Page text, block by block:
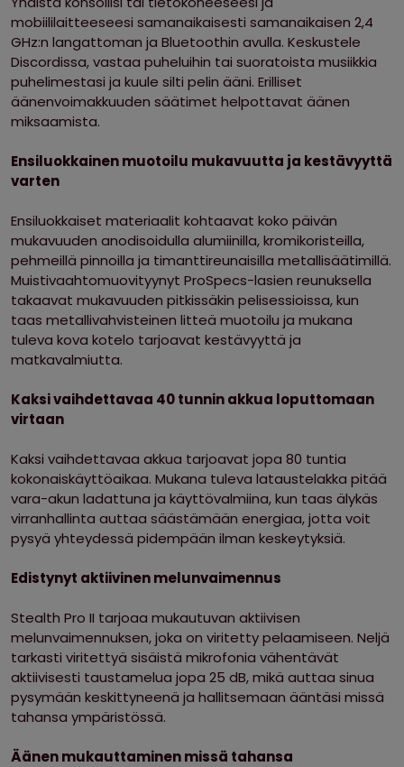
mobiililaitteeseesi samanaikaisesti samanaikaisen 2,4
GHz:n langattoman ja Bluetoothin avulla. Keskustele
Discordissa, vastaa puheluihin tai suoratoista musiikkia
puhelimestasi ja kuule silti pelin ääni. Erilliset
äänenvoimakkuuden säätimet helpottavat äänen
miksaamista.
Ensiluokkainen muotoilu mukavuutta ja kestävyyttä
varten
Ensiluokkaiset materiaalit kohtaavat koko päivän
mukavuuden anodisoidulla alumiinilla, kromikoristeilla,
pehmeillä pinnoilla ja timanttireunaisilla metallisäätimillä.
Muistivaahtomuovityynyt ProSpecs-lasien reunuksella
takaavat mukavuuden pitkissäkin pelisessioissa, kun
taas metallivahvisteinen litteä muotoilu ja mukana
tuleva kova kotelo tarjoavat kestävyyttä ja
matkavalmiutta.
Kaksi vaihdettavaa 40 tunnin akkua loputtomaan
virtaan
Kaksi vaihdettavaa akkua tarjoavat jopa 80 tuntia
kokonaiskäyttöaikaa. Mukana tuleva lataustelakka pitää
vara-akun ladattuna ja käyttövalmiina, kun taas älykäs
virranhallinta auttaa säästämään energiaa, jotta voit
pysyä yhteydessä pidempään ilman keskeytyksiä.
Edistynyt aktiivinen melunvaimennus
Stealth Pro II tarjoaa mukautuvan aktiivisen
melunvaimennuksen, joka on viritetty pelaamiseen. Neljä
tarkasti viritettyä sisäistä mikrofonia vähentävät
aktiivisesti taustamelua jopa 25 dB, mikä auttaa sinua
pysymään keskittyneenä ja hallitsemaan ääntäsi missä
tahansa ympäristössä.
Äänen mukauttaminen missä tahansa